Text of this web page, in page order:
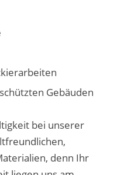
Gebäuden
bei unserer
denn Ihr